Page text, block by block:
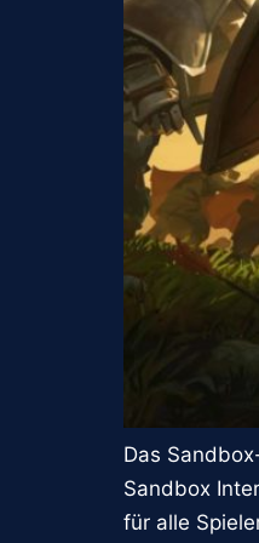
Das
Sandbox
für alle